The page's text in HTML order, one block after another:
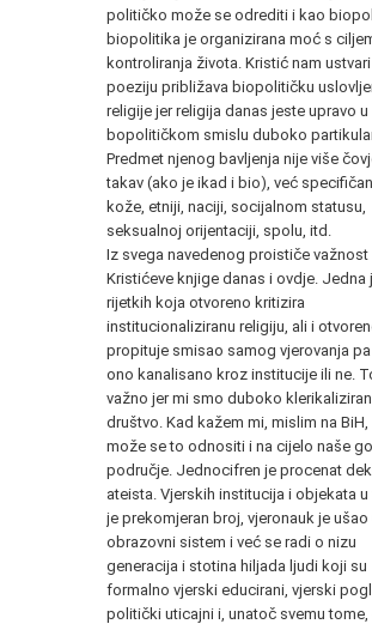
političko može se odrediti i kao
biopolitika je organizirana moć s
kontroliranja života. Kristić nam
poeziju približava biopolitičku
religije jer religija danas jeste upravo u
bopolitičkom smislu duboko
Predmet njenog bavljenja nije više
takav (ako je ikad i bio), već
kože, etniji, naciji, socijalnom statusu,
seksualnoj orijentaciji, spolu, itd.
Iz svega navedenog proističe važnost
Kristićeve knjige danas i ovdje. Jedna
rijetkih koja otvoreno kritizira
institucionaliziranu religiju, ali i
propituje smisao samog vjerovanja
ono kanalisano kroz institucije ili ne.
važno jer mi smo duboko
društvo. Kad kažem mi, mislim na BiH,
može se to odnositi i na cijelo naše
područje. Jednocifren je procenat
ateista. Vjerskih institucija i objekata
je prekomjeran broj, vjeronauk je ušao
obrazovni sistem i već se radi o nizu
generacija i stotina hiljada ljudi koji su
formalno vjerski educirani, vjerski
politički uticajni i, unatoč svemu tome,